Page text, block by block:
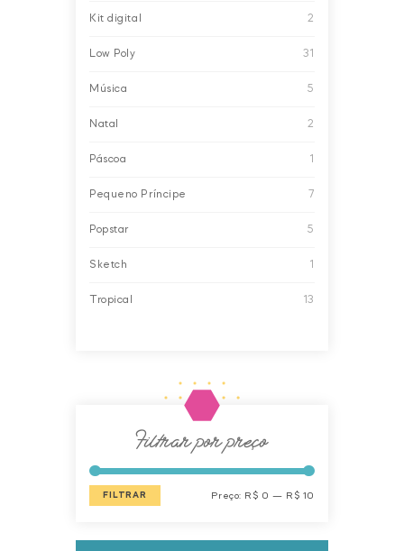
Kit digital 2
Low Poly 31
Música 5
Natal 2
Páscoa 1
Pequeno Príncipe 7
Popstar 5
Sketch 1
Tropical 13
Filtrar por preço
FILTRAR Preço: R$ 0 — R$ 10